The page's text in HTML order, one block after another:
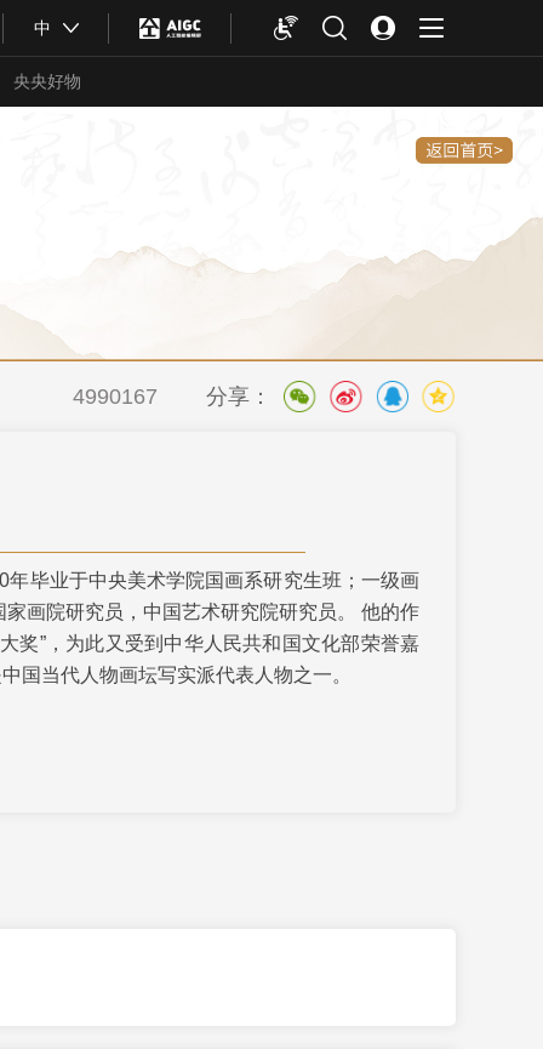
中
央央好物
艺术 汽车 数智 5G 产业+
时尚 天气 才艺 网展 央央好物
分享：
4990167
毕业于中央美术学院国画系研究生班；一级画
画院研究员，中国艺术研究院研究员。 他的作
奖”，为此又受到中华人民共和国文化部荣誉嘉
国当代人物画坛写实派代表人物之一。